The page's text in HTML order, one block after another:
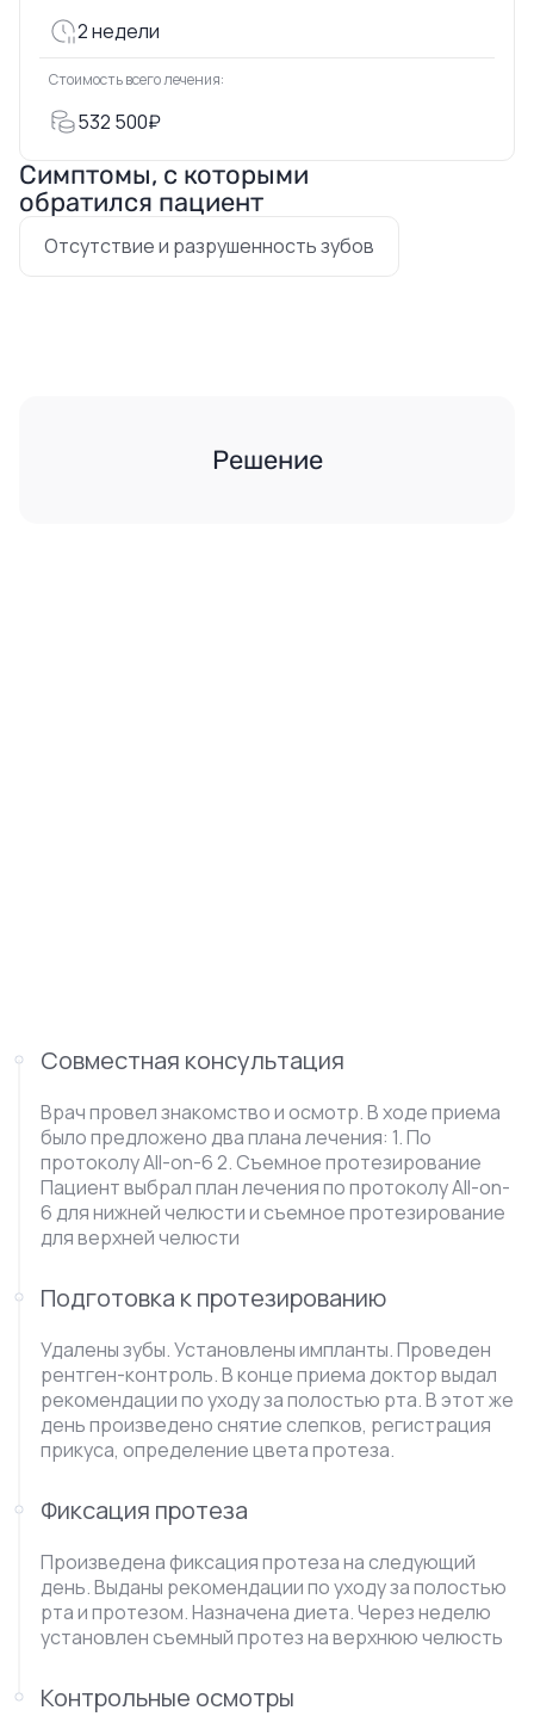
2 недели
Стоимость всего лечения:
532 500₽
Симптомы, с которыми
обратился пациент
Отсутствие и разрушенность зубов
Решение
Совместная консультация
Врач провел знакомство и осмотр. В ходе приема
было предложено два плана лечения: 1. По
протоколу All-on-6 2. Съемное протезирование
Пациент выбрал план лечения по протоколу All-on-
6 для нижней челюсти и съемное протезирование
для верхней челюсти
Подготовка к протезированию
Удалены зубы. Установлены импланты. Проведен
рентген-контроль. В конце приема доктор выдал
рекомендации по уходу за полостью рта. В этот же
день произведено снятие слепков, регистрация
прикуса, определение цвета протеза.
Фиксация протеза
Произведена фиксация протеза на следующий
день. Выданы рекомендации по уходу за полостью
рта и протезом. Назначена диета. Через неделю
установлен съемный протез на верхнюю челюсть
Контрольные осмотры